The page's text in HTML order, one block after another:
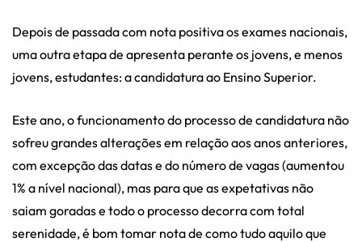
Depois de passada com nota positiva os exames nacionais,
uma outra etapa de apresenta perante os jovens, e menos
jovens, estudantes: a candidatura ao Ensino Superior.
Este ano, o funcionamento do processo de candidatura não
sofreu grandes alterações em relação aos anos anteriores,
com excepção das datas e do número de vagas (aumentou
1% a nível nacional), mas para que as expetativas não
saiam goradas e todo o processo decorra com total
serenidade, é bom tomar nota de como tudo aquilo que